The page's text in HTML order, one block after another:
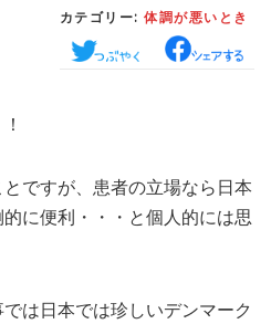
人の考察
グ
カテゴリー:体調が悪いとき
ですが、患者の立場なら日本
に便利・・・と個人的には思
は日本では珍しいデンマーク